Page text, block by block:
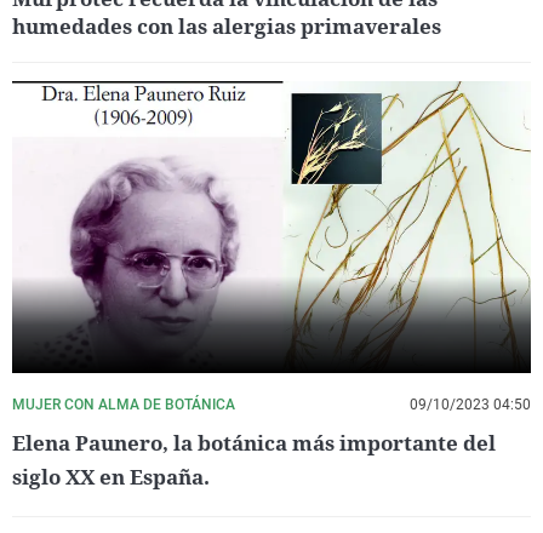
humedades con las alergias primaverales
MUJER CON ALMA DE BOTÁNICA 09/10/2023 04:50
Elena Paunero, la botánica más importante del
siglo XX en España.